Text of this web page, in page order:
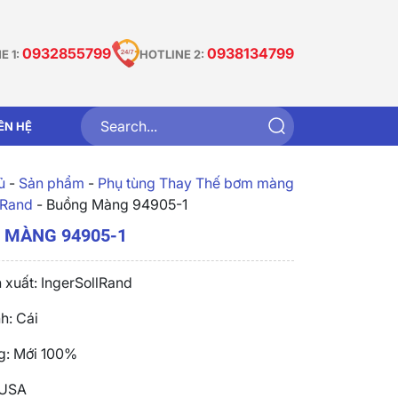
1: 0932855799 HOTLINE 2: 0938134799
HỆ
- Sản phẩm - Phụ tùng Thay Thế bơm màng
- Buồng Màng 94905-1
MÀNG 94905-1
xuất: IngerSollRand
Cái
Mới 100%